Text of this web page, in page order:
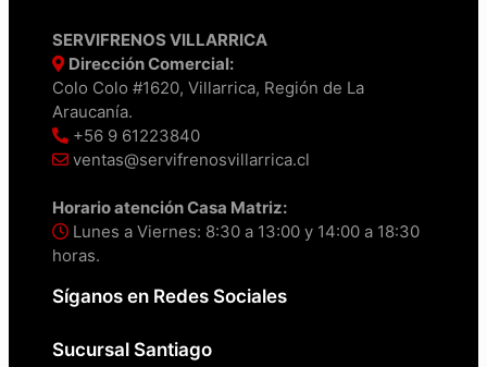
SERVIFRENOS VILLARRICA
Dirección Comercial:
Colo Colo #1620, Villarrica, Región de La
Araucanía.
+56 9 61223840
ventas@servifrenosvillarrica.cl
Horario atención Casa Matriz:
Lunes a Viernes: 8:30 a 13:00 y 14:00 a 18:30
horas.
Síganos en Redes Sociales
Sucursal Santiago